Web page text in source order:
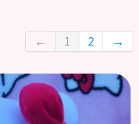
← 1 2 →